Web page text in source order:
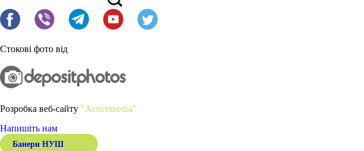
Стокові фото від
Розробка веб-сайту "Activemedia"
Напишіть нам
Банери НУШ